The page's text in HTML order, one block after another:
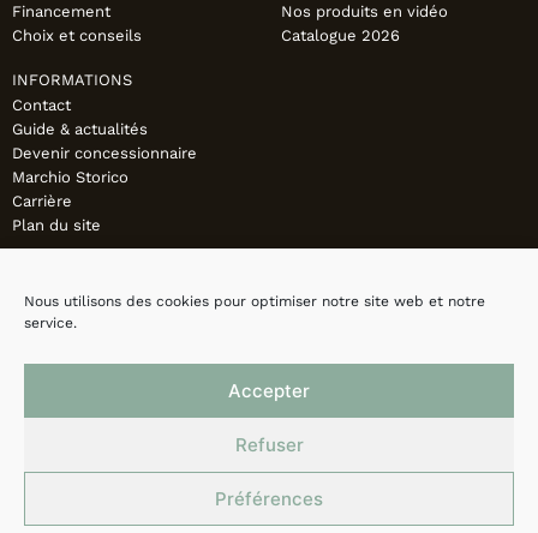
Nous utilisons des cookies pour optimiser notre site web et notre
service.
Accepter
Refuser
Préférences
Financement
Choix et conseils
Nos produits en vidéo
Catalogue 2026
INFORMATIONS
Contact
Guide & actualités
Devenir concessionnaire
Marchio Storico
Carrière
Plan du site